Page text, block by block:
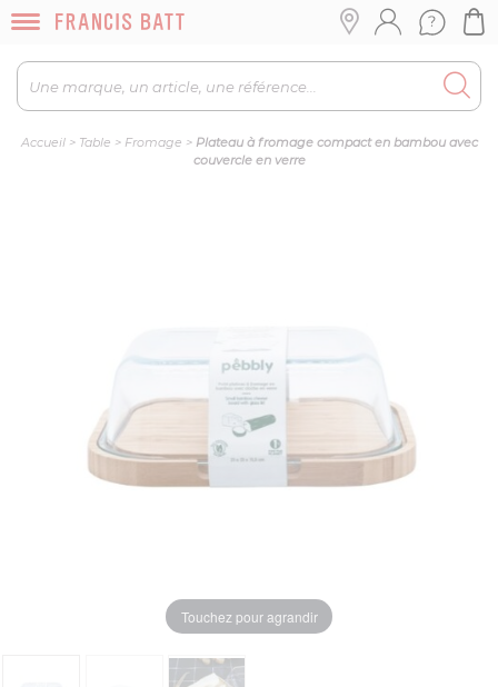
Accueil> Table > Fromage > Plateau à fromage compact en bambou avec
couvercle en verre
Touchez pour agrandir